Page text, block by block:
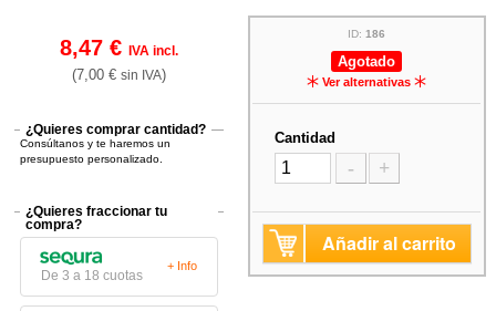
8,47 €IVA incl.
(7,00 €sin IVA)
¿Quieres comprar cantidad?
Consúltanos y te haremos un
presupuesto personalizado.
¿Quieres fraccionar tu
compra?
De 3 a 18 cuotas
+ Info
ID:186
Agotado
Ver alternativas
Cantidad
- +
Añadir al carrito